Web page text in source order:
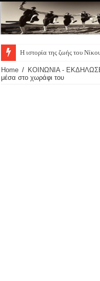
Η ιστορία της ζωής του
Home / ΚΟΙΝΩΝΙΑ -
μέσα στο χωράφι του